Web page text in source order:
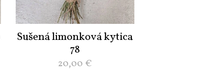
Sušená limonková kytica
78
20,00 €